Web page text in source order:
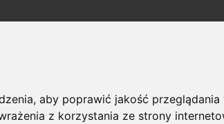
aby poprawić jakość
z korzystania ze strony